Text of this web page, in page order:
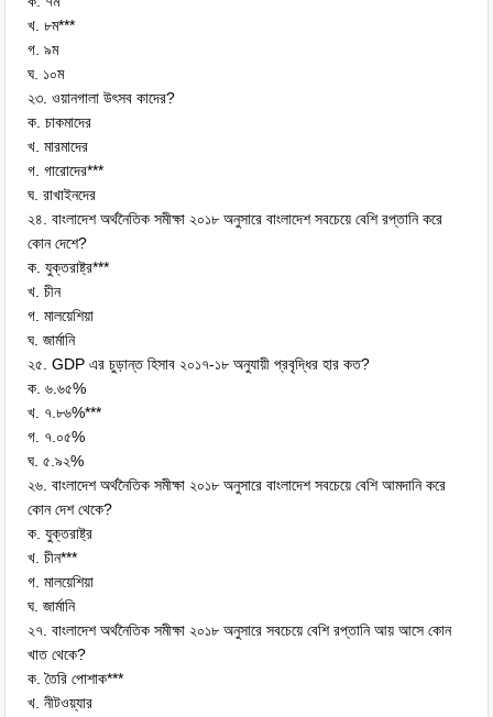
খ. ৮ম***
গ. ৯ম
ঘ. ১০ম
২৩. ওয়ানগালা উৎসব কাদের?
ক. চাকমাদের
খ. মারমাদের
গ. গারোদের***
ঘ. রাখাইনদের
২৪. বাংলাদেশ অর্থনৈতিক সমীক্ষা ২০১৮ অনুসারে বাংলাদেশ সবচেয়ে বেশি রপ্তানি করে
কোন দেশে?
ক. যুক্তরাষ্ট্র***
খ. চীন
গ. মালয়েশিয়া
ঘ. জার্মানি
২৫. GDP এর চুড়ান্ত হিসাব ২০১৭-১৮ অনুযায়ী প্রবৃদ্ধির হার কত?
ক. ৬.৬৫%
খ. ৭.৮৬%***
গ. ৭.০৫%
ঘ. ৫.৯২%
২৬. বাংলাদেশ অর্থনৈতিক সমীক্ষা ২০১৮ অনুসারে বাংলাদেশ সবচেয়ে বেশি আমদানি করে
কোন দেশ থেকে?
ক. যুক্তরাষ্ট্র
খ. চীন***
গ. মালয়েশিয়া
ঘ. জার্মানি
২৭. বাংলাদেশ অর্থনৈতিক সমীক্ষা ২০১৮ অনুসারে সবচেয়ে বেশি রপ্তানি আয় আসে কোন
খাত থেকে?
ক. তৈরি পোশাক***
খ. নীটওয়্যার